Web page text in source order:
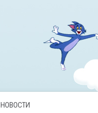
НОВОСТИ